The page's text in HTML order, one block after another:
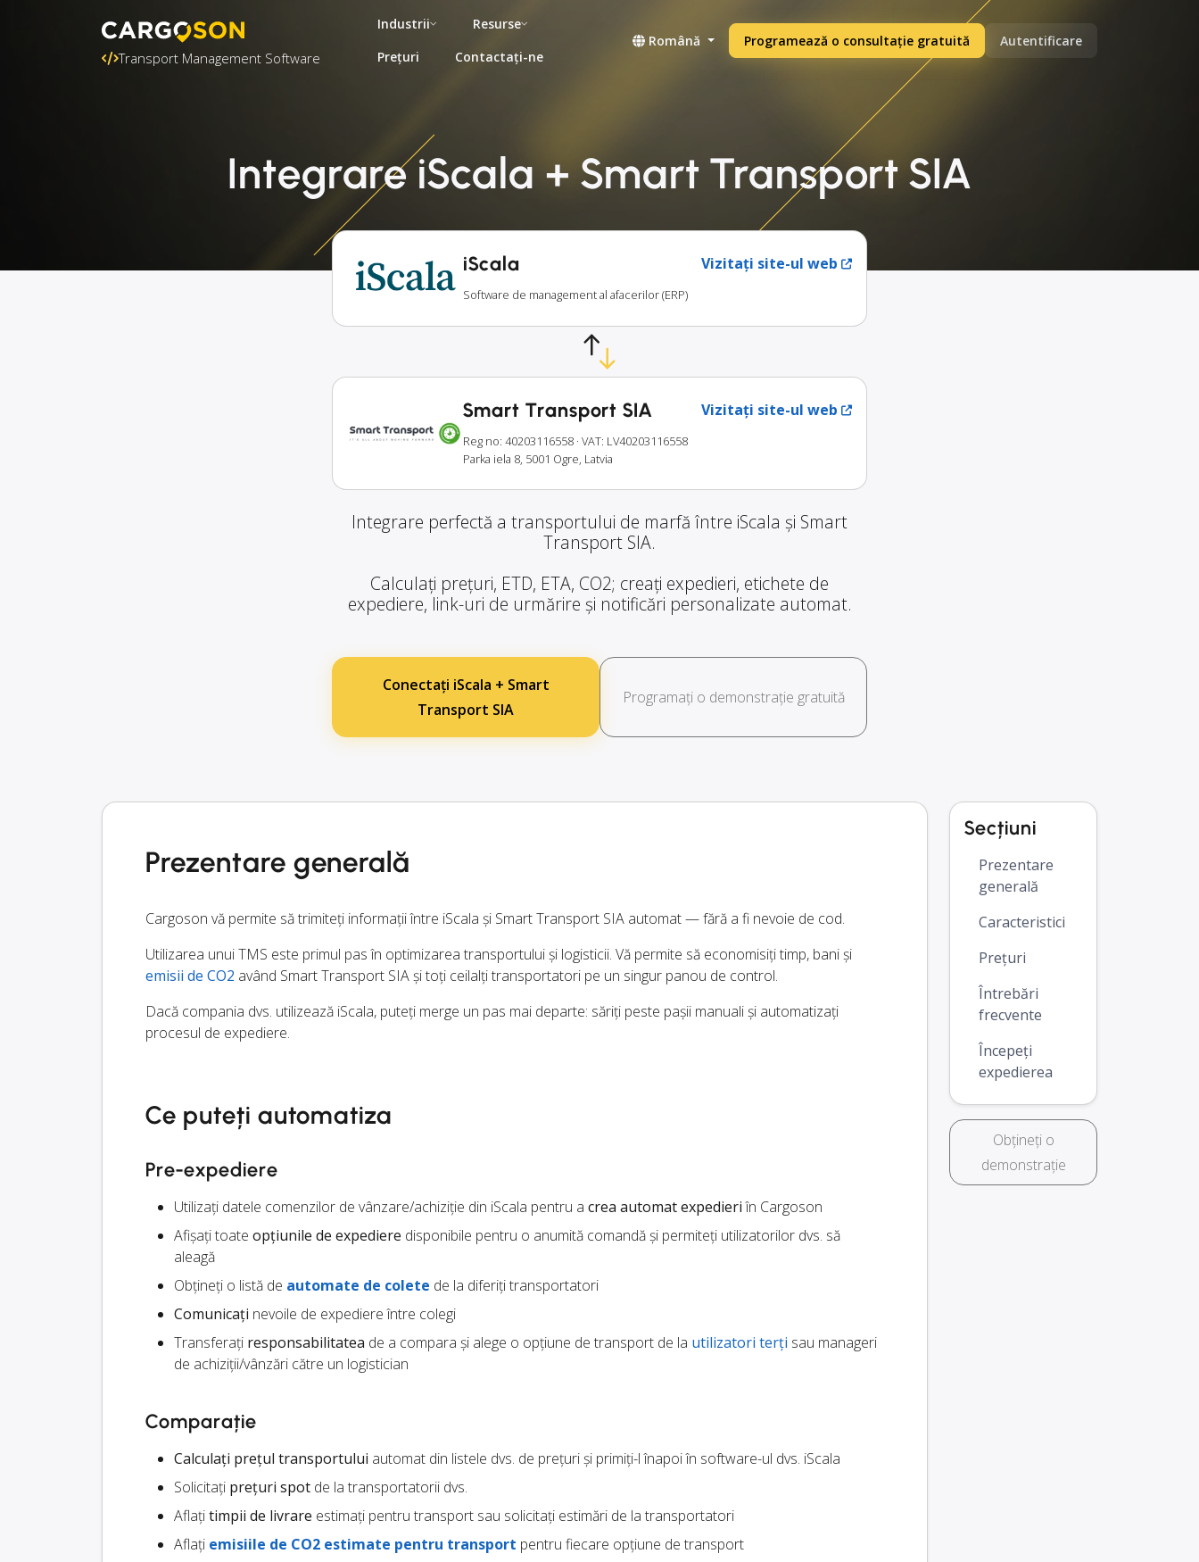
Transport Management Software
Industrii
Resurse
Prețuri
Contactați-ne
Română Programează o consultație gratuită Autentificare
Integrare iScala + Smart Transport SIA
iScala Vizitați site-ul web
Software de management al afacerilor (ERP)
Smart Transport SIA Vizitați site-ul web
Reg no: 40203116558 · VAT: LV40203116558
Parka iela 8, 5001 Ogre, Latvia
Integrare perfectă a transportului de marfă între iScala și Smart
Transport SIA.
Calculați prețuri, ETD, ETA, CO2; creați expedieri, etichete de
expediere, link-uri de urmărire și notificări personalizate automat.
Conectați iScala + Smart
Transport SIA
Programați o demonstrație gratuită
Prezentare generală
Cargoson vă permite să trimiteți informații între iScala și Smart Transport SIA automat — fără a fi nevoie de cod.
Utilizarea unui TMS este primul pas în optimizarea transportului și logisticii. Vă permite să economisiți timp, bani și
emisii de CO2 având Smart Transport SIA și toți ceilalți transportatori pe un singur panou de control.
Dacă compania dvs. utilizează iScala, puteți merge un pas mai departe: săriți peste pașii manuali și automatizați
procesul de expediere.
Ce puteți automatiza
Pre-expediere
Utilizați datele comenzilor de vânzare/achiziție din iScala pentru a crea automat expedieriîn Cargoson
Afișați toate opțiunile de expediere disponibile pentru o anumită comandă și permiteți utilizatorilor dvs. să
aleagă
Obțineți o listă de automate de colete de la diferiți transportatori
Comunicați nevoile de expediere între colegi
Transferați responsabilitatea de a compara și alege o opțiune de transport de la utilizatori terți sau manageri
de achiziții/vânzări către un logistician
Comparație
Calculați prețul transportului automat din listele dvs. de prețuri și primiți-l înapoi în software-ul dvs. iScala
Solicitați prețuri spot de la transportatorii dvs.
Aflațitimpii de livrare estimați pentru transport sau solicitați estimări de la transportatori
Aflați emisiile de CO2 estimate pentru transport pentru fiecare opțiune de transport
Secțiuni
Prezentare
generală
Caracteristici
Prețuri
Întrebări
frecvente
Începeți
expedierea
Obțineți o
demonstrație